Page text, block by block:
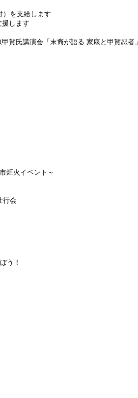
を支給します
します
賀氏講演会「末裔が語る 家康と甲賀忍者」
炬火イベント～
行会
う！